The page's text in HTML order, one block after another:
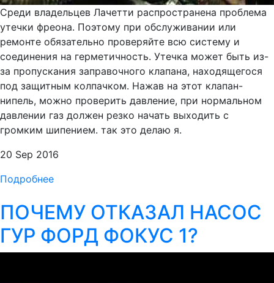
Среди владельцев Лачетти распространена проблема
утечки фреона. Поэтому при обслуживании или
ремонте обязательно проверяйте всю систему и
соединения на герметичность. Утечка может быть из-
за пропускания заправочного клапана, находящегося
под защитным колпачком. Нажав на этот клапан-
нипель, можно проверить давление, при нормальном
давлении газ должен резко начать выходить с
громким шипением. так это делаю я.
20 Sep 2016
Подробнее
ПОЧЕМУ ОТКАЗАЛ НАСОС
ГУР ФОРД ФОКУС 1?